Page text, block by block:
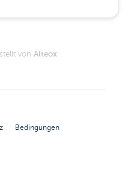
von Alteox
Bedingungen